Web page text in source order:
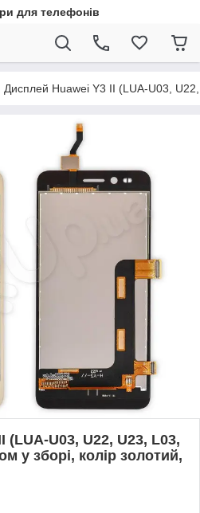
для телефонів
Дисплей Huawei Y3 II (LUA-U03, U22,
U03, U22, U23, L03,
у зборі, колір золотий,